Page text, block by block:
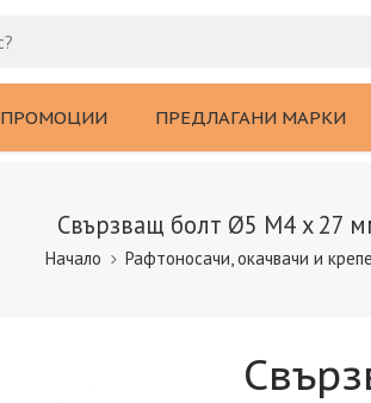
ПРОМОЦИИ ПРЕДЛАГАНИ МАРКИ
Свързващ болт Ø5 M4 x 27
Начало Рафтоносачи, окачвачи и